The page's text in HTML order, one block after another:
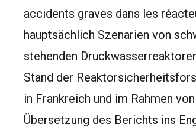
accidents graves dans les
hauptsächlich Szenarien von
stehenden
Stand der
in Frankreich und im Rahmen
Übersetzung des Berichts ins